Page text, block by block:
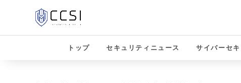
トップ セキュリティニュース サイバーセ